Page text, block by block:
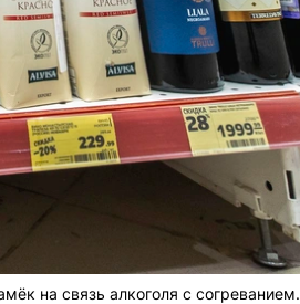
на связь алкоголя с согреванием.